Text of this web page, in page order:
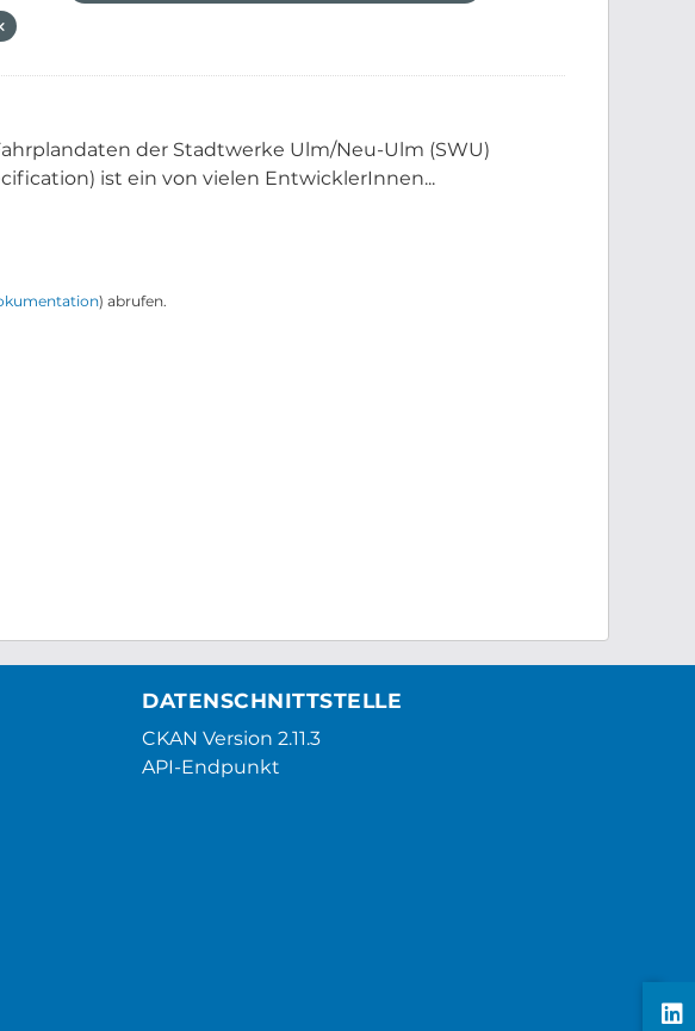
der Stadtwerke Ulm/Neu-Ulm (SWU)
ist ein von vielen EntwicklerInnen...
) abrufen.
DATENSCHNITTSTELLE
CKAN Version 2.11.3
API-Endpunkt